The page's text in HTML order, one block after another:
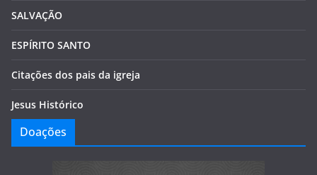
SALVAÇÃO
ESPÍRITO SANTO
Citações dos pais da igreja
Jesus Histórico
Doações